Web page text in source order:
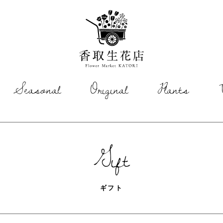
Seasonal Original Plants
Gift
ギフト